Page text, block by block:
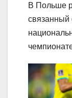
В Польше
связанный